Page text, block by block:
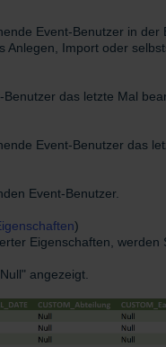
Event-Benutzer in der
Anlegen, Import oder
das letzte Mal
Event-Benutzer das
Event-Benutzer.
)
Eigenschaften,
angezeigt.